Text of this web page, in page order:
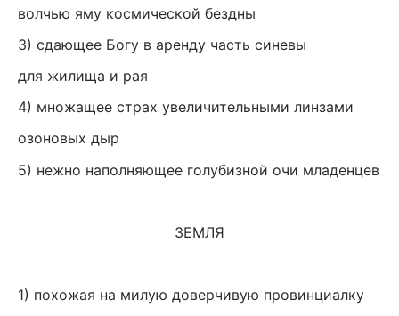
волчью яму космической бездны
3) сдающее Богу в аренду часть синевы
для жилища и рая
4) множащее страх увеличительными линзами
озоновых дыр
5) нежно наполняющее голубизной очи младенцев
ЗЕМЛЯ
1) похожая на милую доверчивую провинциалку